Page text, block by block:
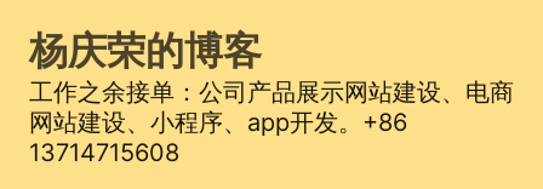
杨庆荣的博客
工作之余接单：公司产品展示网站建设、电商
网站建设、小程序、app开发。+86
13714715608